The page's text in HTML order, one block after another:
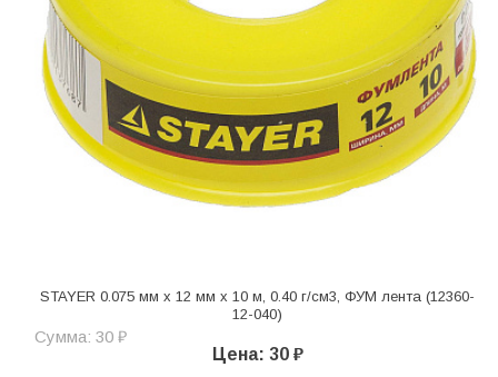
STAYER 0.075 мм х 12 мм х 10 м, 0.40 г/см3, ФУМ лента (12360-
12-040)
Сумма: 30 ₽
Цена: 30 ₽